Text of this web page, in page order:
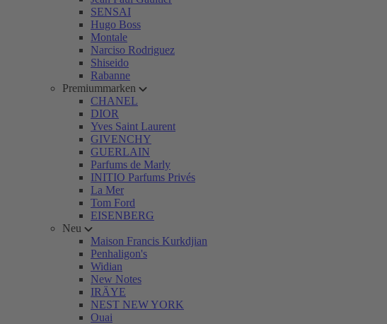
SENSAI
Hugo Boss
Montale
Narciso Rodriguez
Shiseido
Rabanne
Premiummarken
CHANEL
DIOR
Yves Saint Laurent
GIVENCHY
GUERLAIN
Parfums de Marly
INITIO Parfums Privés
La Mer
Tom Ford
EISENBERG
Neu
Maison Francis Kurkdjian
Penhaligon's
Widian
New Notes
IRÄYE
NEST NEW YORK
Ouai